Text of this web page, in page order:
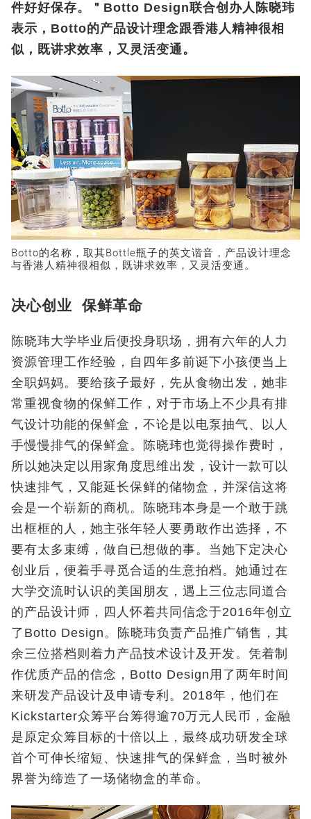
件好好保存。＂Botto Design联合创办人陈晓玮
表示，Botto的产品设计理念跟香港人精神很相
似，既讲求效率，又灵活变通。
Botto的名称，取其Bottle瓶子的英文谐音，产品设计理念
与香港人精神很相似，既讲求效率，又灵活变通。
决心创业 保鲜革命
陈晓玮大学毕业后便投身职场，拥有六年的人力
资源管理工作经验，自四年多前诞下小孩便当上
全职妈妈。要给孩子最好，先从食物出发，她非
常重视食物的保鲜工作，对于市场上不少具有排
气设计功能的保鲜盒，不论是以电泵抽气、以人
手慢慢排气的保鲜盒。陈晓玮也觉得操作费时，
所以她决定以用家角度思维出发，设计一款可以
快速排气，又能延长保鲜的储物盒，并深信这将
会是一个崭新的商机。陈晓玮本身是一个敢于跳
出框框的人，她主张年轻人要勇敢作出选择，不
要有太多束缚，做自已想做的事。当她下定决心
创业后，便着手寻觅合适的生意拍档。她通过在
大学交流时认识的美国朋友，遇上三位志同道合
的产品设计师，四人怀着共同信念于2016年创立
了Botto Design。陈晓玮负责产品推广销售，其
余三位搭档则着力产品技术设计及开发。凭着制
作优质产品的信念，Botto Design用了两年时间
来研发产品设计及申请专利。2018年，他们在
Kickstarter众筹平台筹得逾70万元人民币，金融
是原定众筹目标的十倍以上，最终成功研发全球
首个可伸长缩短、快速排气的保鲜盒，当时被外
界誉为缔造了一场储物盒的革命。